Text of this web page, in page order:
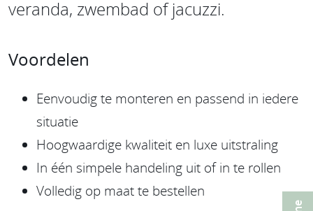
veranda, zwembad of jacuzzi.
Voordelen
Eenvoudig te monteren en passend in iedere
situatie
Hoogwaardige kwaliteit en luxe uitstraling
In één simpele handeling uit of in te rollen
Volledig op maat te bestellen